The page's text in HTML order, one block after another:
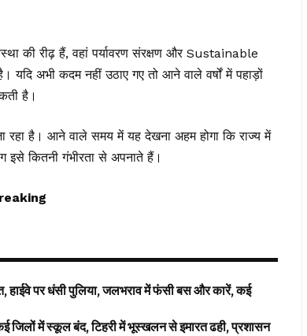
की रीढ़ हैं, वहां पर्यावरण संरक्षण और Sustainable
अभी कदम नहीं उठाए गए तो आने वाले वर्षों में पहाड़ों
है।
है। आने वाले समय में यह देखना अहम होगा कि राज्य में
कितनी गंभीरता से अपनाते हैं।
पर धंसी पुलिया, जलभराव में फंसी बस और कारें, कई
में स्कूल बंद, टिहरी में भूस्खलन से इमारत ढही, प्रशासन